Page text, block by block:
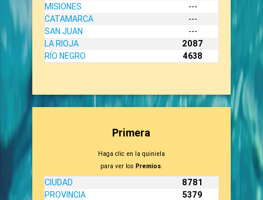
MISIONES
---
CATAMARCA
---
SAN JUAN
---
LA RIOJA
2087
RÍO NEGRO
4638
Primera
Haga clic en la quiniela
para ver los Premios.
CIUDAD
8781
PROVINCIA
5379